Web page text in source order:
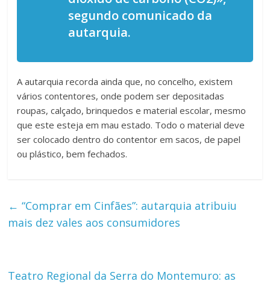
segundo comunicado da
autarquia.
A autarquia recorda ainda que, no concelho, existem
vários contentores, onde podem ser depositadas
roupas, calçado, brinquedos e material escolar, mesmo
que este esteja em mau estado. Todo o material deve
ser colocado dentro do contentor em sacos, de papel
ou plástico, bem fechados.
← “Comprar em Cinfães”: autarquia atribuiu
mais dez vales aos consumidores
Teatro Regional da Serra do Montemuro: as